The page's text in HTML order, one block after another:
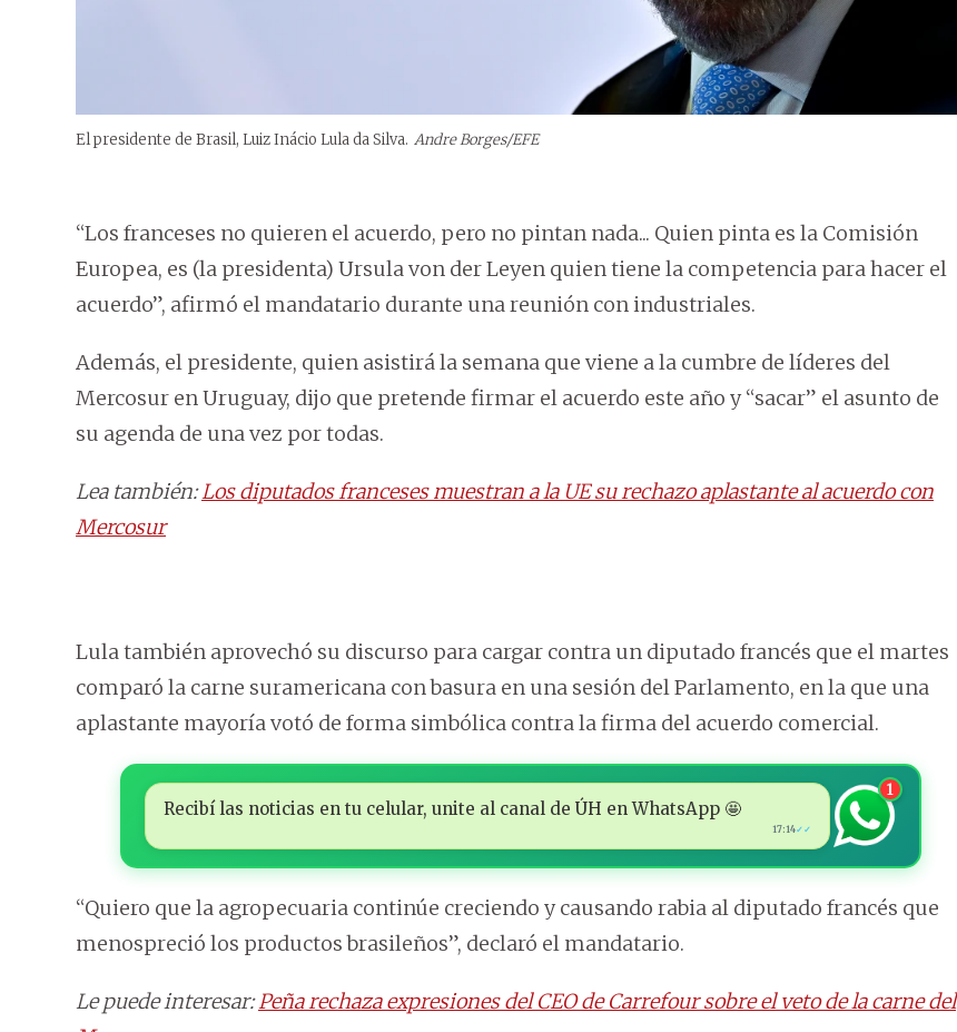
El presidente de Brasil, Luiz Inácio Lula da Silva. Andre Borges/EFE
“Los franceses no quieren el acuerdo, pero no pintan nada... Quien pinta es la Comisión
Europea, es (la presidenta) Ursula von der Leyen quien tiene la competencia para hacer el
acuerdo”, afirmó el mandatario durante una reunión con industriales.
Además, el presidente, quien asistirá la semana que viene a la cumbre de líderes del
Mercosur en Uruguay, dijo que pretende firmar el acuerdo este año y “sacar” el asunto de
su agenda de una vez por todas.
Lea también:Los diputados franceses muestran a la UE su rechazo aplastante al acuerdo con
Mercosur
Lula también aprovechó su discurso para cargar contra un diputado francés que el martes
comparó la carne suramericana con basura en una sesión del Parlamento, en la que una
aplastante mayoría votó de forma simbólica contra la firma del acuerdo comercial.
Recibí las noticias en tu celular, unite al canal de ÚH en WhatsApp 🤩
17:14✓✓
1
“Quiero que la agropecuaria continúe creciendo y causando rabia al diputado francés que
menospreció los productos brasileños”, declaró el mandatario.
Le puede interesar:Peña rechaza expresiones del CEO de Carrefour sobre el veto de la carne del